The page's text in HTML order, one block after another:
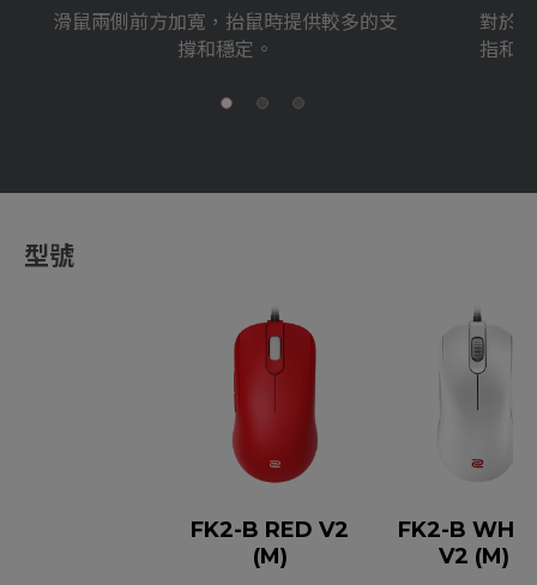
滑鼠兩側前方加寬，抬鼠時提供較多的支
撐和穩定。
對於
指和
型號
FK2-B RED V2
(M)
FK2-B
V2 (M)